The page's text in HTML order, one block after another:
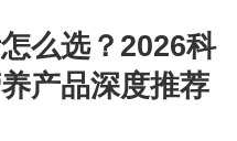
么选？2026科
产品深度推荐